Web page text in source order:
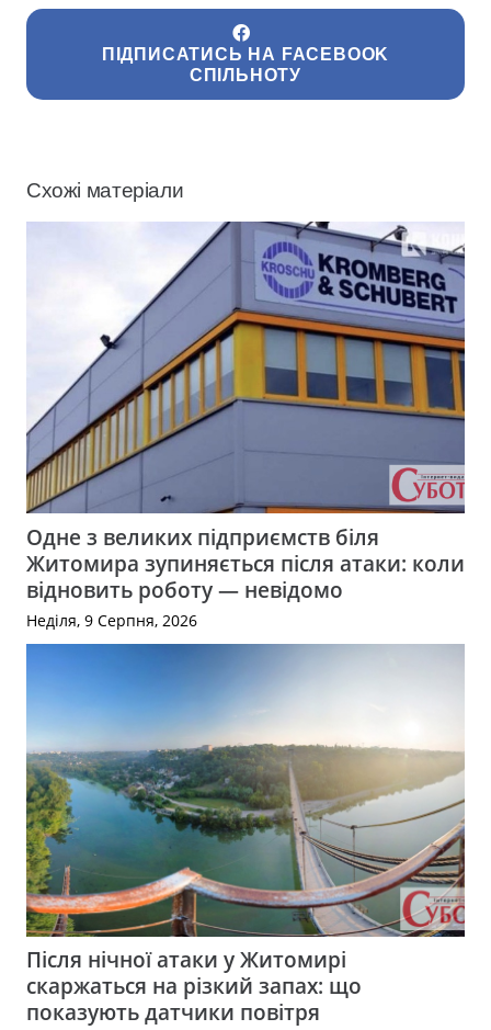
ПІДПИСАТИСЬ НА FACEBOOK
СПІЛЬНОТУ
Схожі матеріали
Одне з великих підприємств біля
Житомира зупиняється після атаки: коли
відновить роботу — невідомо
Неділя, 9 Серпня, 2026
Після нічної атаки у Житомирі
скаржаться на різкий запах: що
показують датчики повітря